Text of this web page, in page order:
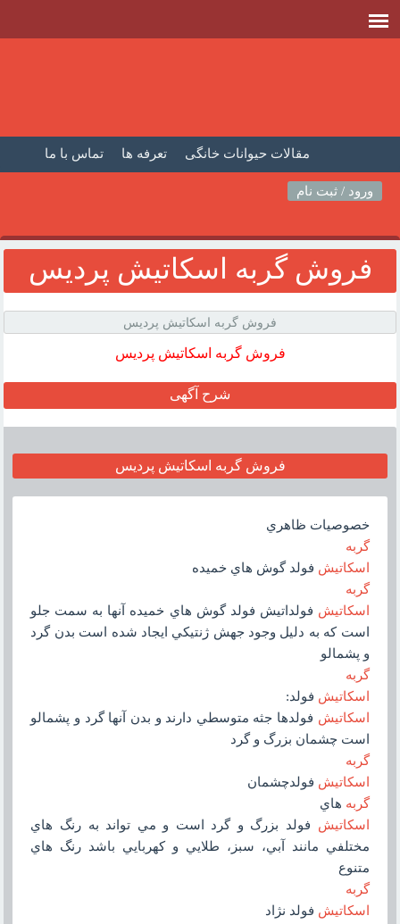
تماس با ما تعرفه ها مقالات حیوانات خانگی
صفحه اصلی
ورود / ثبت نام
فروش گربه اسکاتيش پرديس
فروش گربه اسکاتيش پرديس
فروش گربه اسکاتيش پرديس
شرح آگهی
فروش گربه اسکاتيش پرديس
خصوصيات ظاهري
گربه
اسکاتيش فولد گوش هاي خميده
گربه
اسکاتيش فولداتيش فولد گوش هاي خميده آنها به سمت جلو
است که به دليل وجود جهش ژنتيکي ايجاد شده است بدن گرد
و پشمالو
گربه
اسکاتيش فولد:
اسکاتيش فولدها جثه متوسطي دارند و بدن آنها گرد و پشمالو
است چشمان بزرگ و گرد
گربه
اسکاتيش فولدچشمان
گربه هاي
اسکاتيش فولد بزرگ و گرد است و مي تواند به رنگ هاي
مختلفي مانند آبي، سبز، طلايي و کهربايي باشد رنگ هاي
متنوع
گربه
اسکاتيش فولد نژاد